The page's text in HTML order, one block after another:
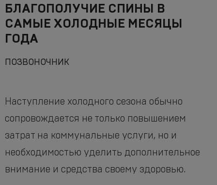
БЛАГОПОЛУЧИЕ СПИНЫ В
САМЫЕ ХОЛОДНЫЕ МЕСЯЦЫ
ГОДА
ПОЗВОНОЧНИК
Наступление холодного сезона обычно
сопровождается не только повышением
затрат на коммунальные услуги, но и
необходимостью уделить дополнительное
внимание и средства своему здоровью.